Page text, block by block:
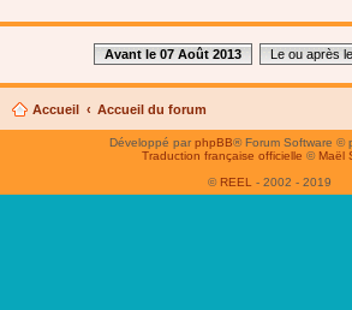
Avant le 07 Août 2013 Le ou après
Accueil Accueil du forum
Développé parphpBB® Forum Software ©
Traduction française officielle © Maël
© REEL - 2002 - 2019